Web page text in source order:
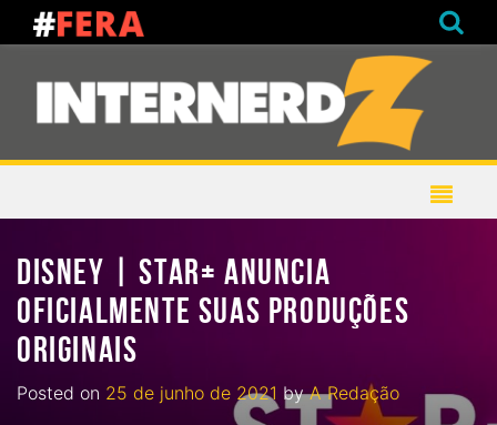
DISNEY | STAR+ ANUNCIA
OFICIALMENTE SUAS PRODUÇÕES
ORIGINAIS
Posted on 25 de junho de 2021 byA Redação